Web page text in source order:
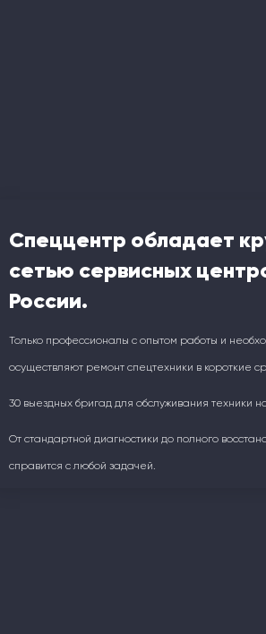
Спеццентр обладает
сетью сервисных
России.
Только профессионалы с опытом работы и
осуществляют ремонт спецтехники в короткие
30 выездных бригад для обслуживания техники
От стандартной диагностики до полного
справится с любой задачей.